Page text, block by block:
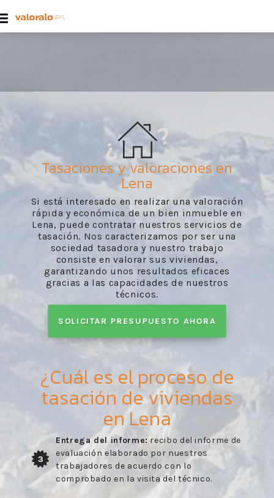
Tasaciones y valoraciones en
Lena
Si está interesado en realizar una valoración
rápida y económica de un bien inmueble en
Lena, puede contratar nuestros servicios de
tasación. Nos caracterizamos por ser una
sociedad tasadora y nuestro trabajo
consiste en valorar sus viviendas,
garantizando unos resultados eficaces
gracias a las capacidades de nuestros
técnicos.
SOLICITAR PRESUPUESTO AHORA
¿Cuál es el proceso de
tasación de viviendas
en Lena
3
Entrega del informe: recibo del informe de
evaluación elaborado por nuestros
trabajadores de acuerdo con lo
comprobado en la visita del técnico.